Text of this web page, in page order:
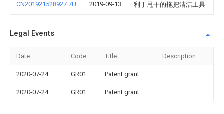
CN201921528927.7U 2019-09-13 利于甩干的拖把清洁工具
Legal Events
Date Code Title Description
2020-07-24 GR01 Patent grant
2020-07-24 GR01 Patent grant